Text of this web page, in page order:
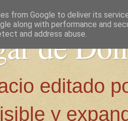
de
editado
y
from Google to deliver its
along with performance and
and address abuse.